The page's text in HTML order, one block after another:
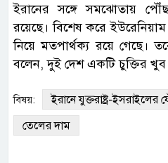
ইরানের সঙ্গে সমঝোতায়
রয়েছে। বিশেষ করে
নিয়ে মতপার্থক্য রয়ে গেছে।
বলেন, দুই দেশ একটি চুক্তির খুব
বিষয়: ইরানে যুক্তরাষ্ট্র-ইসরাইলের
তেলের দাম